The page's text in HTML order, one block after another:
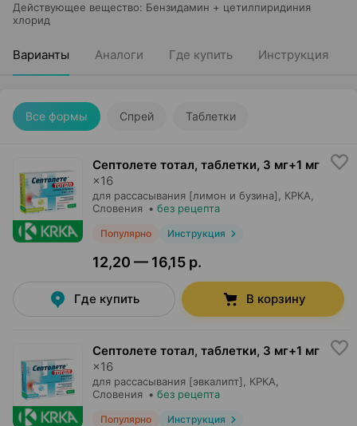
Действующее вещество: Бензидамин + цетилпиридиния
хлорид
Варианты Аналоги Где купить Инструкция
Все формы Спрей Таблетки
Септолете тотал, таблетки, 3 мг+1 мг
×16
для рассасывания [лимон и бузина], КРКА
Словения • без рецепта
Популярно Инструкция
12,20 — 16,15 р.
Где купить В корзину
Септолете тотал, таблетки, 3 мг+1 мг
×16
для рассасывания [эвкалипт], КРКА
Словения • без рецепта
Популярно Инструкция